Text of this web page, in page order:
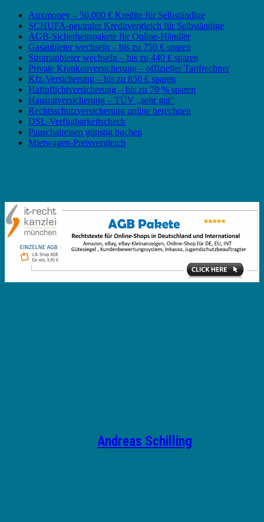
Auxmoney – 50.000 € Kredite für Selbständige
SCHUFA-neutraler Kreditvergleich für Selbständige
AGB-Sicherheitspakete für Online-Händler
Gasanbieter wechseln – bis zu 750 € sparen
Stromanbieter wechseln – bis zu 440 € sparen
Private Krankenversicherung – offizieller Tarifrechner
Kfz-Versicherung – bis zu 850 € sparen
Haftpflichtversicherung – bis zu 70 % sparen
Hausratversicherung – TÜV „sehr gut“
Rechtsschutzversicherung online berechnen
DSL-Verfügbarkeitscheck
Pauschalreisen günstig buchen
Mietwagen-Preisvergleich
Andreas Schilling